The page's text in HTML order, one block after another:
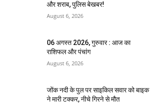
और शराब, पुलिस बेखबर!
August 6, 2026
06 अगस्त 2026, गुरुवार : आज का
राशिफल और पंचांग
August 6, 2026
जोंक नदी के पुल पर साइकिल सवार को बाइक
ने मारी टक्कर, नीचे गिरने से मौत